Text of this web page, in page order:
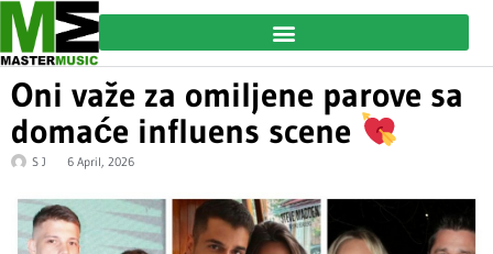
Oni važe za omiljene parove sa
domaće influens scene
S J 6 April, 2026